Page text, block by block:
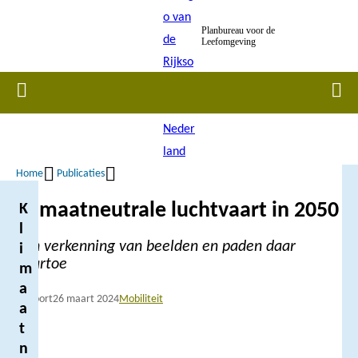
inhoud
Planbureau voor de
Leefomgeving
Home
Kruimelpad
Home Publicaties
Klimaatneutrale luchtvaart in 2050
Een verkenning van beelden en paden daar
naartoe
Rapport26 maart 2024Mobiliteit
K
l
i
m
a
a
t
n